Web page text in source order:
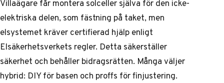
Villaägare får montera solceller själva för den icke-
elektriska delen, som fästning på taket, men
elsystemet kräver certifierad hjälp enligt
Elsäkerhetsverkets regler. Detta säkerställer
säkerhet och behåller bidragsrätten. Många väljer
hybrid: DIY för basen och proffs för finjustering.